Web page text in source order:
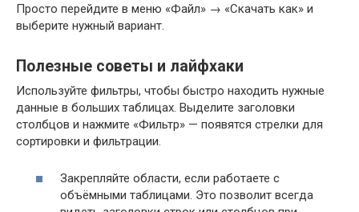
Просто перейдите в меню «Файл» → «Скачать как» и
выберите нужный вариант.
Полезные советы и лайфхаки
Используйте фильтры, чтобы быстро находить нужные
данные в больших таблицах. Выделите заголовки
столбцов и нажмите «Фильтр» — появятся стрелки для
сортировки и фильтрации.
Закрепляйте области, если работаете с
объёмными таблицами. Это позволит всегда